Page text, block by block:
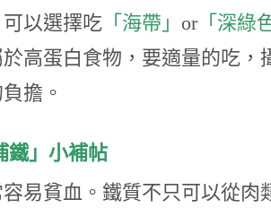
以選擇吃 「海帶」 or「深綠
高蛋白食物，要適量的吃，
擔。
鐵」小補帖
易貧血。鐵質不只可以從肉